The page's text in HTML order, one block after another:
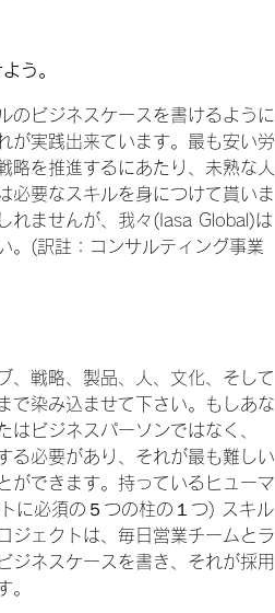
う。
ビジネスケースを書けるように
が実践出来ています。最も安い労
略を推進するにあたり、未熟な人
必要なスキルを身につけて貰いま
れませんが、我々(Iasa Global)は
。(訳註：コンサルティング事業
戦略、製品、人、文化、そして
で染み込ませて下さい。もしあな
ビジネスパーソンではなく、
る必要があり、それが最も難しい
ができます。持っているヒューマ
に必須の５つの柱の１つ) スキル
ジェクトは、毎日営業チームとラ
ジネスケースを書き、それが採用
。